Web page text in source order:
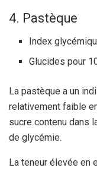
4. Pastèque
Index
Glucides pour
La pastèque a un
relativement faible
sucre contenu dans
de glycémie.
La teneur élevée en